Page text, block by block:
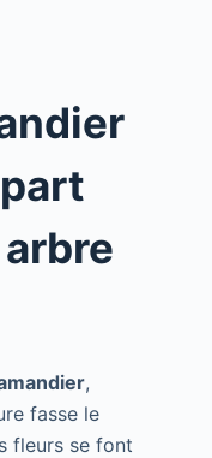
,
fasse le
fleurs se font